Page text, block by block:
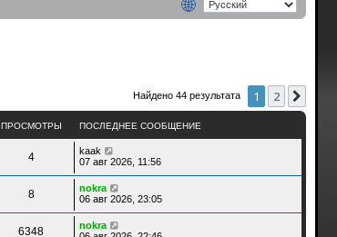
Найдено 44 результата 1 2
ПРОСМОТРЫ ПОСЛЕДНЕЕ СООБЩЕНИЕ
4
kaak
07 авг 2026, 11:56
8
nokra
06 авг 2026, 23:05
6348
nokra